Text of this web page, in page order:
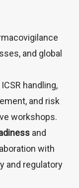
and global
handling,
and risk
workshops.
and
with
and regulatory